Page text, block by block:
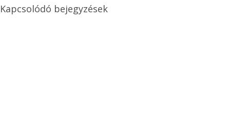
Kapcsolódó bejegyzések